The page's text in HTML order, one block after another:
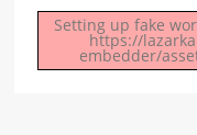
Setting up fake
https://
embedder/